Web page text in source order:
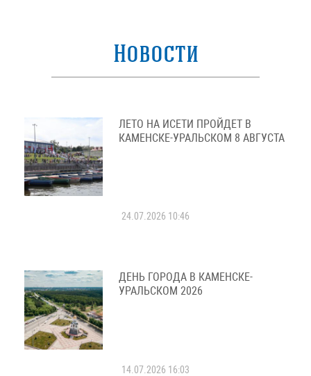
Новости
ЛЕТО НА ИСЕТИ ПРОЙДЕТ В
КАМЕНСКЕ-УРАЛЬСКОМ 8 АВГУСТА
24.07.2026 10:46
ДЕНЬ ГОРОДА В КАМЕНСКЕ-
УРАЛЬСКОМ 2026
14.07.2026 16:03